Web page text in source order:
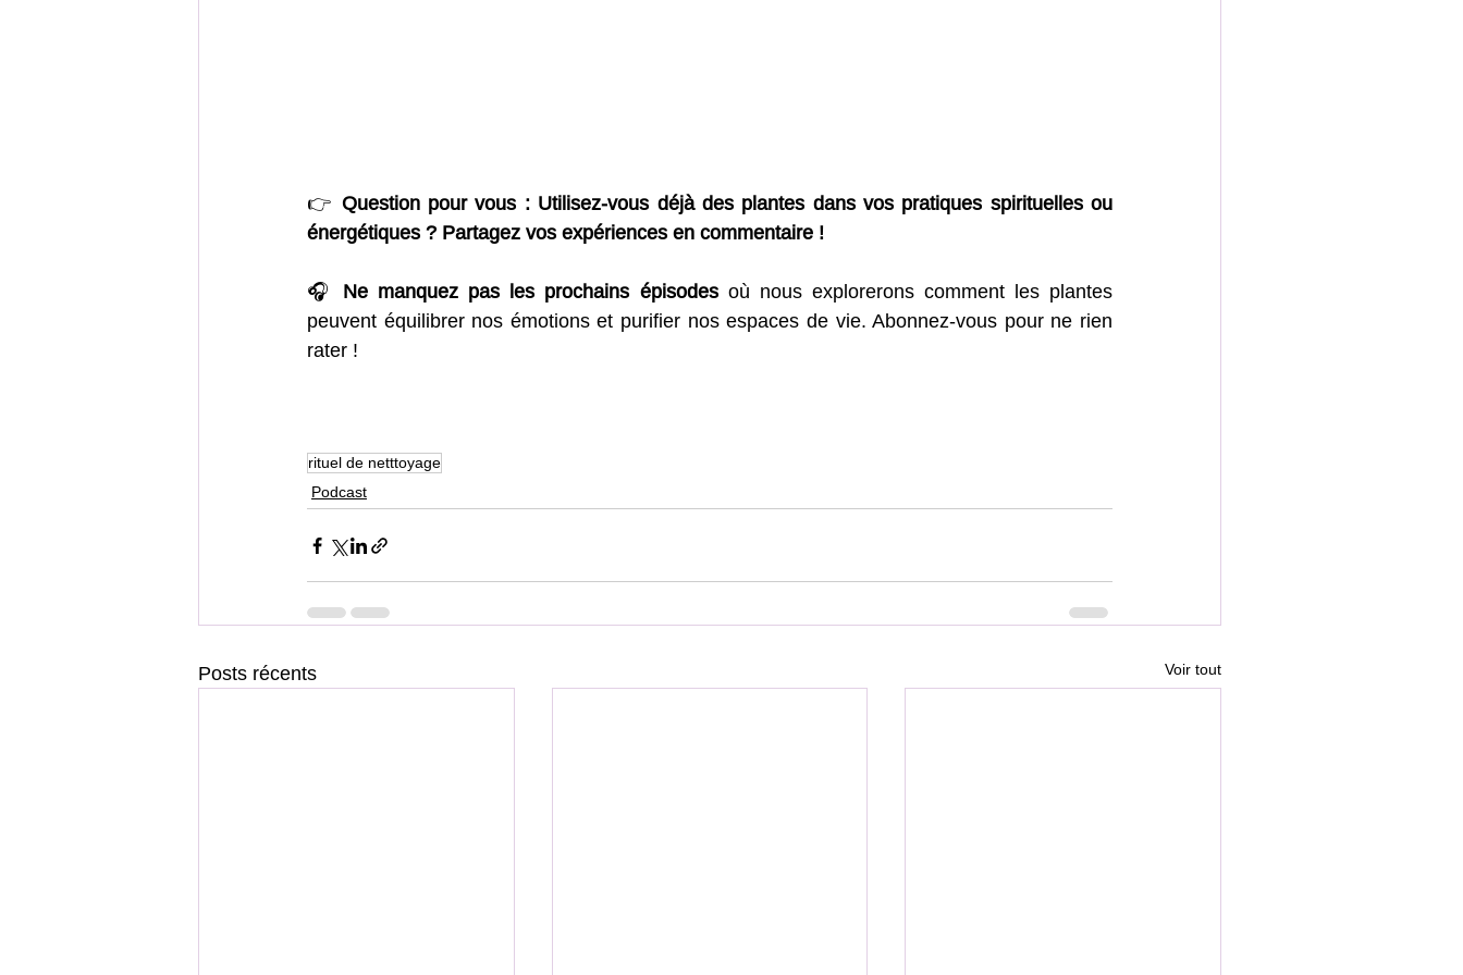
👉 Question pour vous : Utilisez-vous déjà des plantes dans vos pratiques spirituelles ou
énergétiques ? Partagez vos expériences en commentaire !
🎧 Ne manquez pas les prochains épisodes où nous explorerons comment les plantes
peuvent équilibrer nos émotions et purifier nos espaces de vie. Abonnez-vous pour ne rien
rater !
rituel de netttoyage
Podcast
Posts récents Voir tout